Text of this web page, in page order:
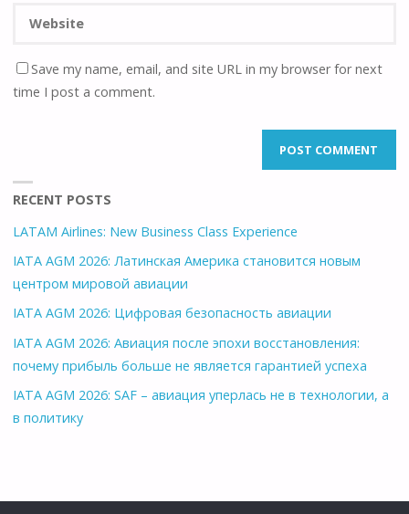
Save my name, email, and site URL in my browser for next
time I post a comment.
RECENT POSTS
LATAM Airlines: New Business Class Experience
IATA AGM 2026: Латинская Америка становится новым
центром мировой авиации
IATA AGM 2026: Цифровая безопасность авиации
IATA AGM 2026: Авиация после эпохи восстановления:
почему прибыль больше не является гарантией успеха
IATA AGM 2026: SAF – авиация уперлась не в технологии, а
в политику